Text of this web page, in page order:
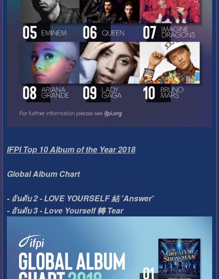
IFPI Top 10 Album of the Year 2018
Global Album Chart
- อันดับ 2 - LOVE YOURSELF 結 'Answer'
- อันดับ 3 - Love Yourself 轉 Tear